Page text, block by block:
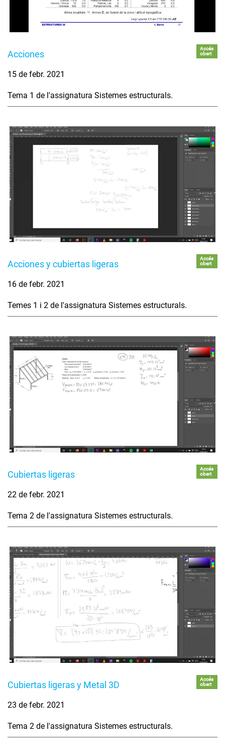
Acciones
Accés
obert
15 de febr. 2021
Tema 1 de l'assignatura Sistemes estructurals.
Acciones y cubiertas ligeras
Accés
obert
16 de febr. 2021
Temes 1 i 2 de l'assignatura Sistemes estructurals.
Cubiertas ligeras
Accés
obert
22 de febr. 2021
Tema 2 de l'assignatura Sistemes estructurals.
Cubiertas ligeras y Metal 3D
Accés
obert
23 de febr. 2021
Tema 2 de l'assignatura Sistemes estructurals.